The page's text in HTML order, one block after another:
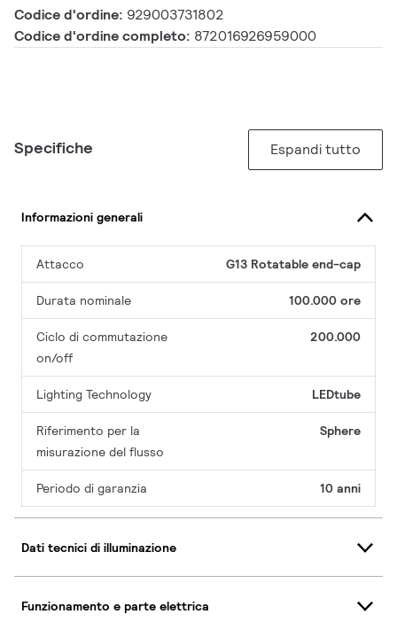
Codice d'ordine: 929003731802
Codice d'ordine completo: 872016926959000
Specifiche Espandi tutto
Informazioni generali
Attacco G13 Rotatable end-cap
Durata nominale 100.000 ore
Ciclo di commutazione
on/off
200.000
Lighting Technology LEDtube
Riferimento per la
misurazione del flusso
Sphere
Periodo di garanzia 10 anni
Dati tecnici di illuminazione
Funzionamento e parte elettrica